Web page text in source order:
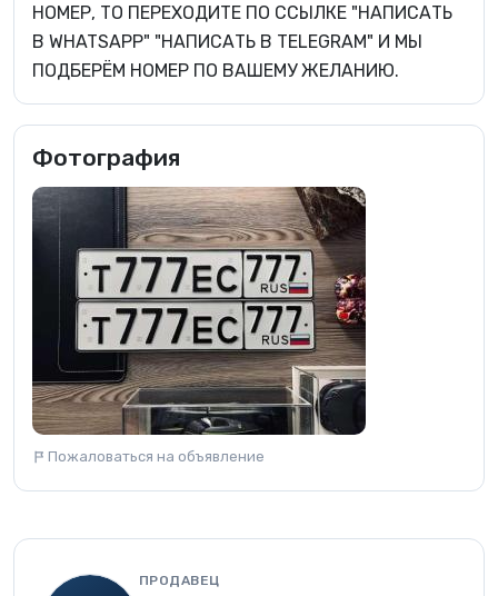
НОМЕР, ТО ПЕРЕХОДИТЕ ПО ССЫЛКЕ "НАПИСАТЬ
В WHATSAPP" "НАПИСАТЬ В TELEGRAM" И МЫ
ПОДБЕРЁМ НОМЕР ПО ВАШЕМУ ЖЕЛАНИЮ.
Фотография
Пожаловаться на объявление
ПРОДАВЕЦ